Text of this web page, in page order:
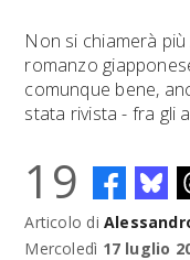
Non si chiamerà più
romanzo
comunque bene,
stata rivista - fra gli
19
Articolo di
Mercoledì 17 luglio